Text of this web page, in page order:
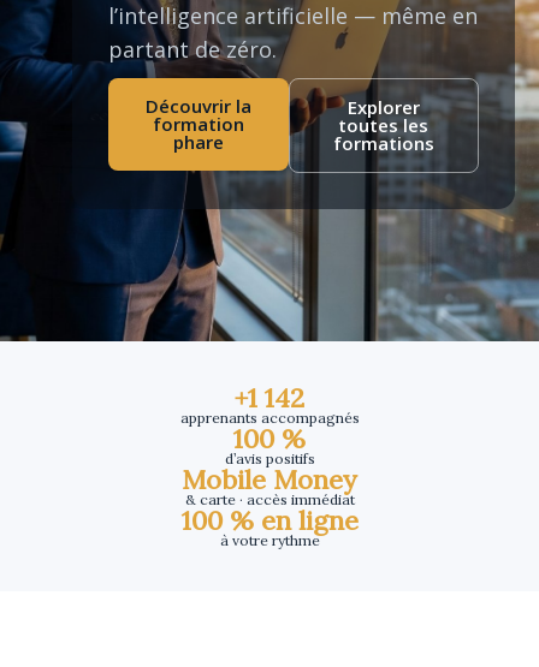
l’intelligence artificielle — même en
partant de zéro.
Découvrir la
formation
phare
Explorer
toutes les
formations
+1 142
apprenants accompagnés
100 %
d’avis positifs
Mobile Money
& carte · accès immédiat
100 % en ligne
à votre rythme